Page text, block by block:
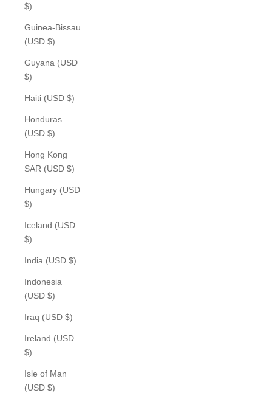
$)
Guinea-Bissau
(USD $)
Guyana (USD
$)
Haiti (USD $)
Honduras
(USD $)
Hong Kong
SAR (USD $)
Hungary (USD
$)
Iceland (USD
$)
India (USD $)
Indonesia
(USD $)
Iraq (USD $)
Ireland (USD
$)
Isle of Man
(USD $)